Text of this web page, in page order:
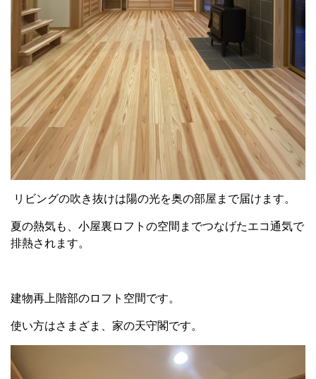
リビングの吹き抜けは陽の光を奥の部屋まで届けます。
夏の熱気も、小屋裏ロフトの空間までつなげたエコ通気で
排熱されます。
建物再上階部のロフト空間です。
使い方はさまざま、家の天守閣です。